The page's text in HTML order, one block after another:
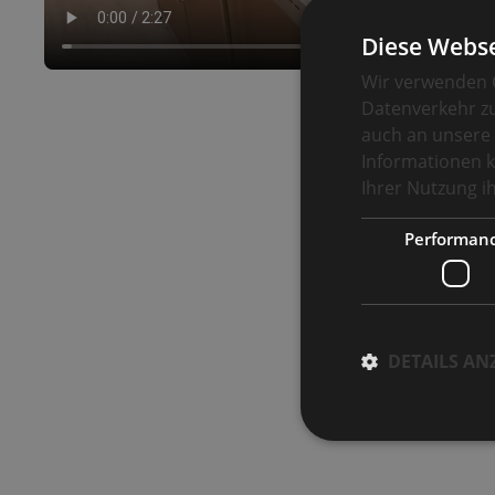
Diese
Wir verwenden
Datenverkehr
auch an
Informationen
Ihrer Nutzung
DETAILS